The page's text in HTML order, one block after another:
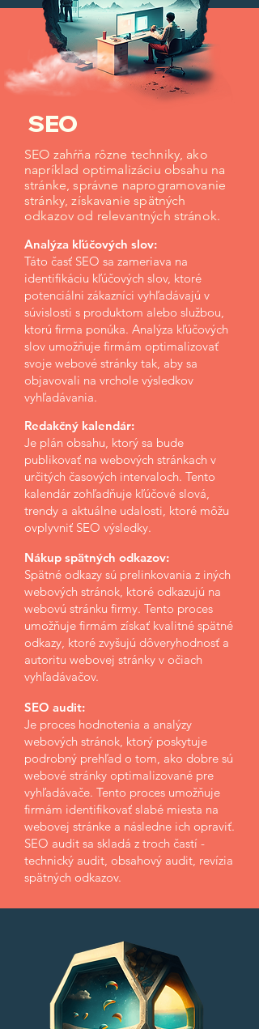
SEO
SEO zahŕňa rôzne techniky, ako
napríklad optimalizáciu obsahu na
stránke, správne naprogramovanie
stránky, získavanie spätných
odkazov od relevantných stránok.
Analýza kľúčových slov:
Táto časť SEO sa zameriava na
identifikáciu kľúčových slov, ktoré
potenciálni zákazníci vyhľadávajú v
súvislosti s produktom alebo službou,
ktorú firma ponúka. Analýza kľúčových
slov umožňuje firmám optimalizovať
svoje webové stránky tak, aby sa
objavovali na vrchole výsledkov
vyhľadávania.
Redakčný kalendár:
Je plán obsahu, ktorý sa bude
publikovať na webových stránkach v
určitých časových intervaloch. Tento
kalendár zohľadňuje kľúčové slová,
trendy a aktuálne udalosti, ktoré môžu
ovplyvniť SEO výsledky.
Nákup spätných odkazov:
Spätné odkazy sú prelinkovania z iných
webových stránok, ktoré odkazujú na
webovú stránku firmy. Tento proces
umožňuje firmám získať kvalitné spätné
odkazy, ktoré zvyšujú dôveryhodnosť a
autoritu webovej stránky v očiach
vyhľadávačov.
SEO audit:
Je proces hodnotenia a analýzy
webových stránok, ktorý poskytuje
podrobný prehľad o tom, ako dobre sú
webové stránky optimalizované pre
vyhľadávače. Tento proces umožňuje
firmám identifikovať slabé miesta na
webovej stránke a následne ich opraviť.
SEO audit sa skladá z troch častí -
technický audit, obsahový audit, revízia
spätných odkazov.